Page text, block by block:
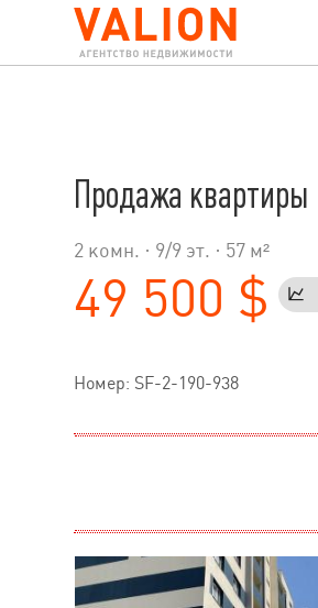
Продажа квартиры
2 комн. · 9/9 эт. · 57 м²
49 500 $
Номер: SF-2-190-938